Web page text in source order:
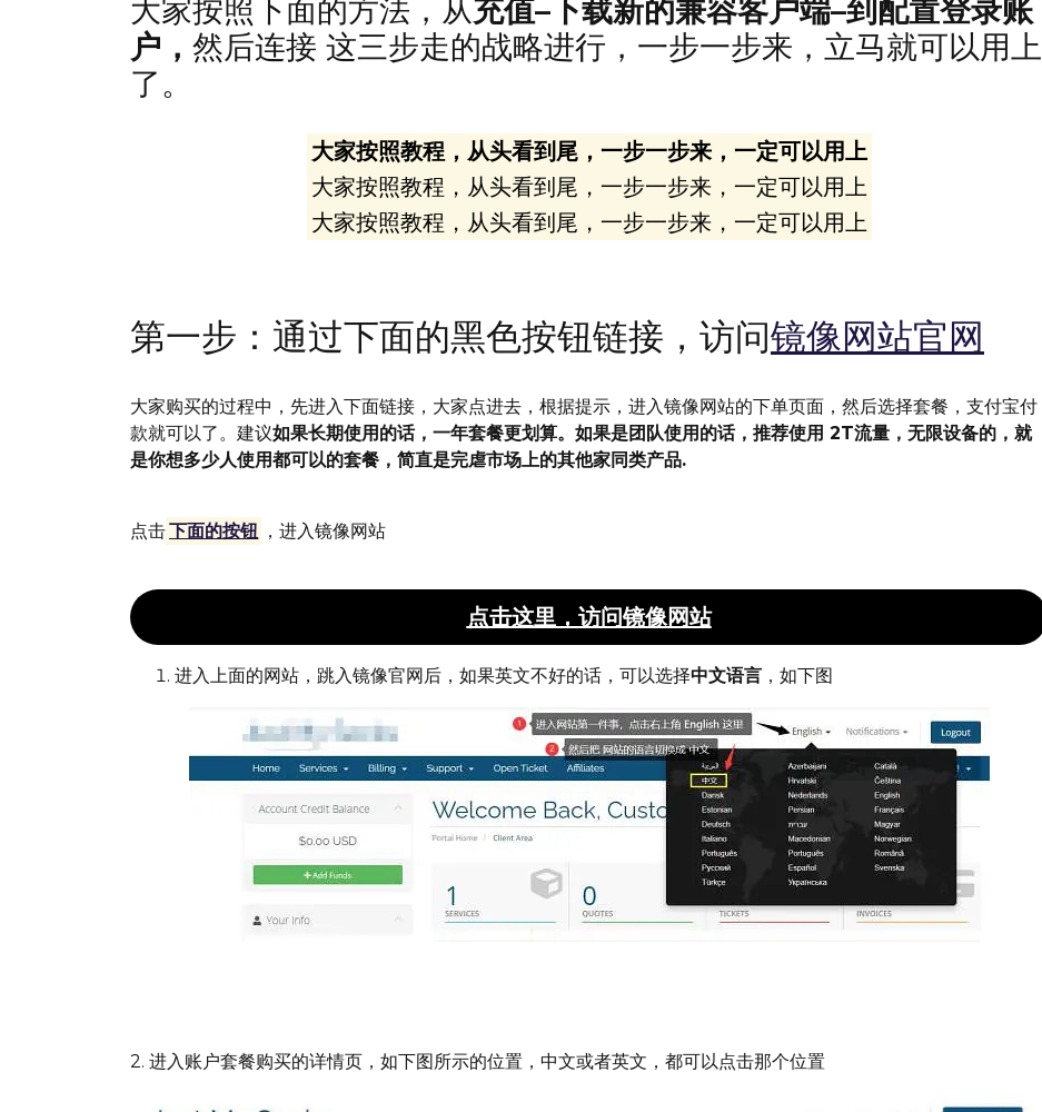
大家按照下面的方法，从充值–下载新的兼容客户端–到配置登录账
户， 然后连接 这三步走的战略进行，一步一步来，立马就可以用上
了。
大家按照教程，从头看到尾，一步一步来，一定可以用上
大家按照教程，从头看到尾，一步一步来，一定可以用上
大家按照教程，从头看到尾，一步一步来，一定可以用上
第一步：通过下面的黑色按钮链接，访问镜像网站官网
大家购买的过程中，先进入下面链接，大家点进去，根据提示，进入镜像网站的下单页面，然后选择套餐，支付宝付
款就可以了。建议如果长期使用的话，一年套餐更划算。如果是团队使用的话，推荐使用 2T流量，无限设备的，就
是你想多少人使用都可以的套餐，简直是完虐市场上的其他家同类产品.
点击下面的按钮 ，进入镜像网站
点击这里，访问镜像网站
进入上面的网站，跳入镜像官网后，如果英文不好的话，可以选择中文语言 ，如下图
2. 进入账户套餐购买的详情页，如下图所示的位置，中文或者英文，都可以点击那个位置